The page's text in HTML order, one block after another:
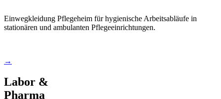
Einwegkleidung Pflegeheim für hygienische Arbeitsabläufe in
stationären und ambulanten Pflegeeinrichtungen.
→
Labor &
Pharma